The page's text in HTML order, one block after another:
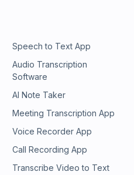
Speech to Text App
Audio Transcription
Software
AI Note Taker
Meeting Transcription App
Voice Recorder App
Call Recording App
Transcribe Video to Text